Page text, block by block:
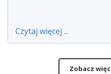
Czytaj więcej ...
Zobacz